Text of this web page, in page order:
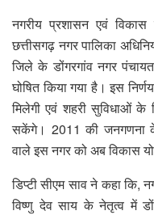
नगरीय प्रशासन एवं विकास
छत्तीसगढ़ नगर पालिका
जिले के डोंगरगांव नगर
घोषित किया गया है। इस
मिलेगी एवं शहरी सुविधाओं
सकेंगे। 2011 की जनगणना
वाले इस नगर को अब विकास
डिप्टी सीएम साव ने कहा कि,
विष्णु देव साय के नेतृत्व में